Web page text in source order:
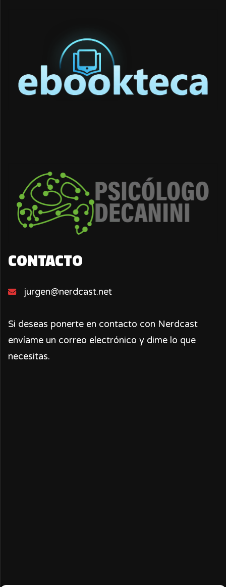
CONTACTO
jurgen@nerdcast.net
Si deseas ponerte en contacto con Nerdcast
envíame un correo electrónico y dime lo que
necesitas.